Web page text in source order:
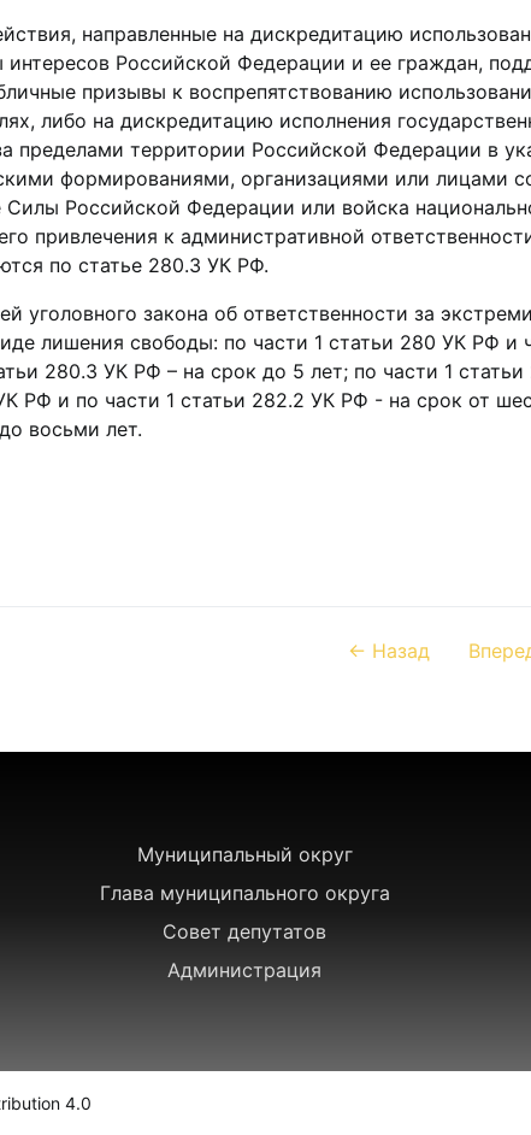
направленные на дискредитацию
интересов Российской Федерации и ее граждан,
призывы к воспрепятствованию
либо на дискредитацию исполнения
пределами территории Российской Федерации в
формированиями, организациями или лицами
Российской Федерации или войска
привлечения к административной
по статье 280.3 УК РФ.
уголовного закона об ответственности за
лишения свободы: по части 1 статьи 280 УК РФ
280.3 УК РФ – на срок до 5 лет; по части 1
РФ и по части 1 статьи 282.2 УК РФ - на срок от
восьми лет.
← Назад
Муниципальный округ
Глава муниципального округа
Совет депутатов
Администрация
4.0